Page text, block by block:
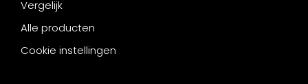
Vergelijk
Alle producten
Cookie instellingen